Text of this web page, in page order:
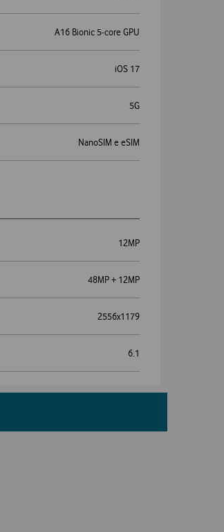
A16 Bionic 5-core GPU
iOS 17
5G
NanoSIM e eSIM
12MP
48MP + 12MP
2556x1179
6.1